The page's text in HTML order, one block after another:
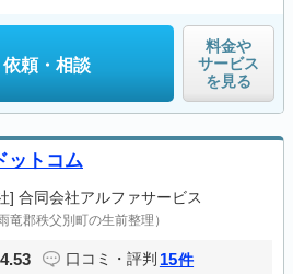
依頼・相談
料金や
サービス
を見る
ットコム
] 合同会社アルファサービス
竜郡秩父別町の生前整理）
4.53 口コミ・評判 15件